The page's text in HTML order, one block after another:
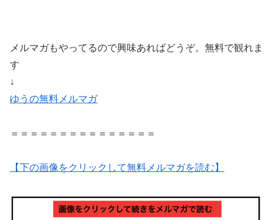
メルマガもやってるので興味あればどうぞ。無料で観れま
す
↓
ゆうの無料メルマガ
＝＝＝＝＝＝＝＝＝＝＝＝＝＝＝
【下の画像をクリックして無料メルマガを読む】